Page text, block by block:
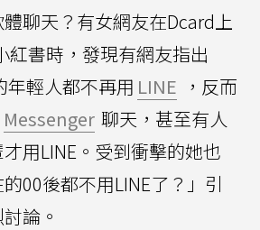
聊天？有女網友在Dcard上
紅書時，發現有網友指出
年輕人都不再用 LINE ，反而
Messenger 聊天，甚至有人
用LINE。受到衝擊的她也
00後都不用LINE了？」引
論。